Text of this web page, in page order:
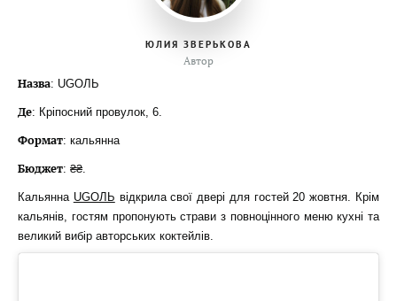
ЮЛИЯ ЗВЕРЬКОВА
Автор
Назва: UGOЛЬ
Де: Кріпосний провулок, 6.
Формат: кальянна
Бюджет: ₴₴.
Кальянна UGOЛЬ відкрила свої двері для гостей 20 жовтня. Крім
кальянів, гостям пропонують страви з повноцінного меню кухні та
великий вибір авторських коктейлів.